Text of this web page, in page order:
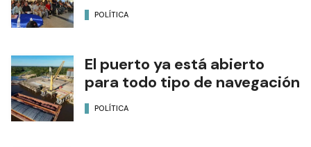
POLÍTICA
El puerto ya está abierto
para todo tipo de navegación
POLÍTICA